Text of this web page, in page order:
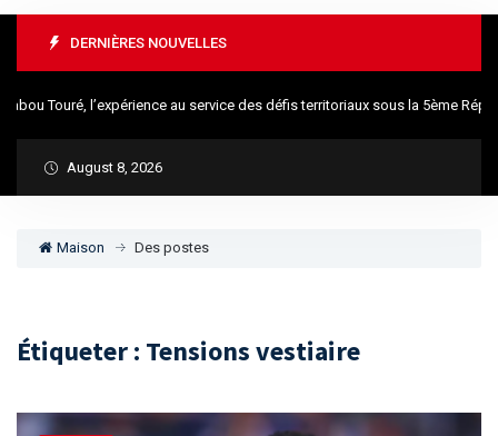
DERNIÈRES NOUVELLES
Touré, l’expérience au service des défis territoriaux sous la 5ème
August 8, 2026
Maison Des postes
Étiqueter : Tensions vestiaire